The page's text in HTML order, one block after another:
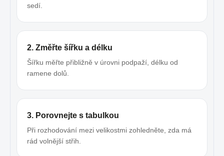
sedí.
2. Změřte šířku a délku
Šířku měřte přibližně v úrovni podpaží, délku od
ramene dolů.
3. Porovnejte s tabulkou
Při rozhodování mezi velikostmi zohledněte, zda má
rád volnější střih.